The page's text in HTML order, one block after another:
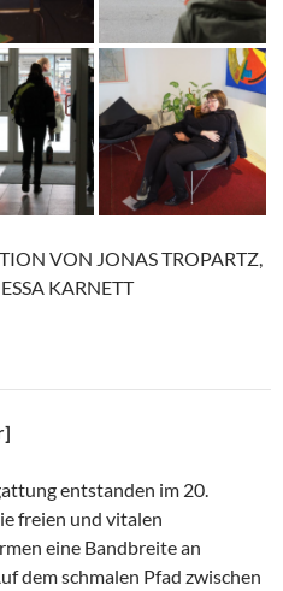
VON JONAS TROPARTZ,
KARNETT
entstanden im 20.
freien und vitalen
eine Bandbreite an
dem schmalen Pfad zwischen